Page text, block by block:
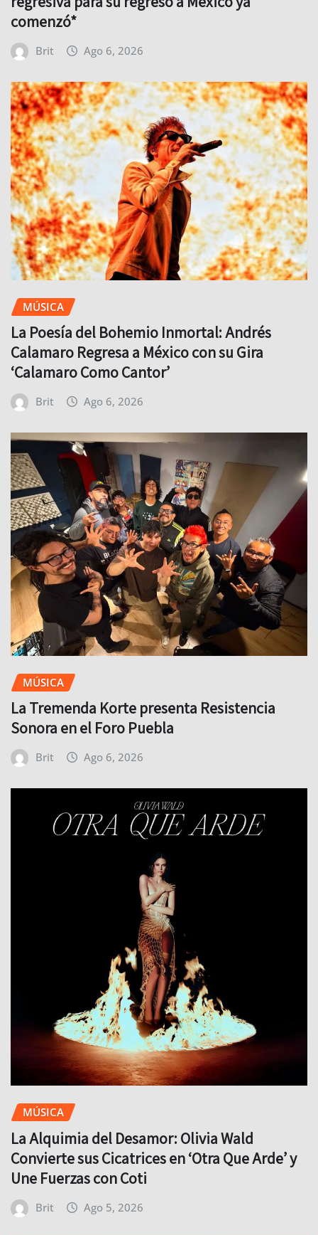
comenzó*
Brit Ago 6, 2026
MÚSICA
La Poesía del Bohemio Inmortal: Andrés
Calamaro Regresa a México con su Gira
‘Calamaro Como Cantor’
Brit Ago 6, 2026
MÚSICA
La Tremenda Korte presenta Resistencia
Sonora en el Foro Puebla
Brit Ago 6, 2026
MÚSICA
La Alquimia del Desamor: Olivia Wald
Convierte sus Cicatrices en ‘Otra Que Arde’ y
Une Fuerzas con Coti
Brit Ago 5, 2026